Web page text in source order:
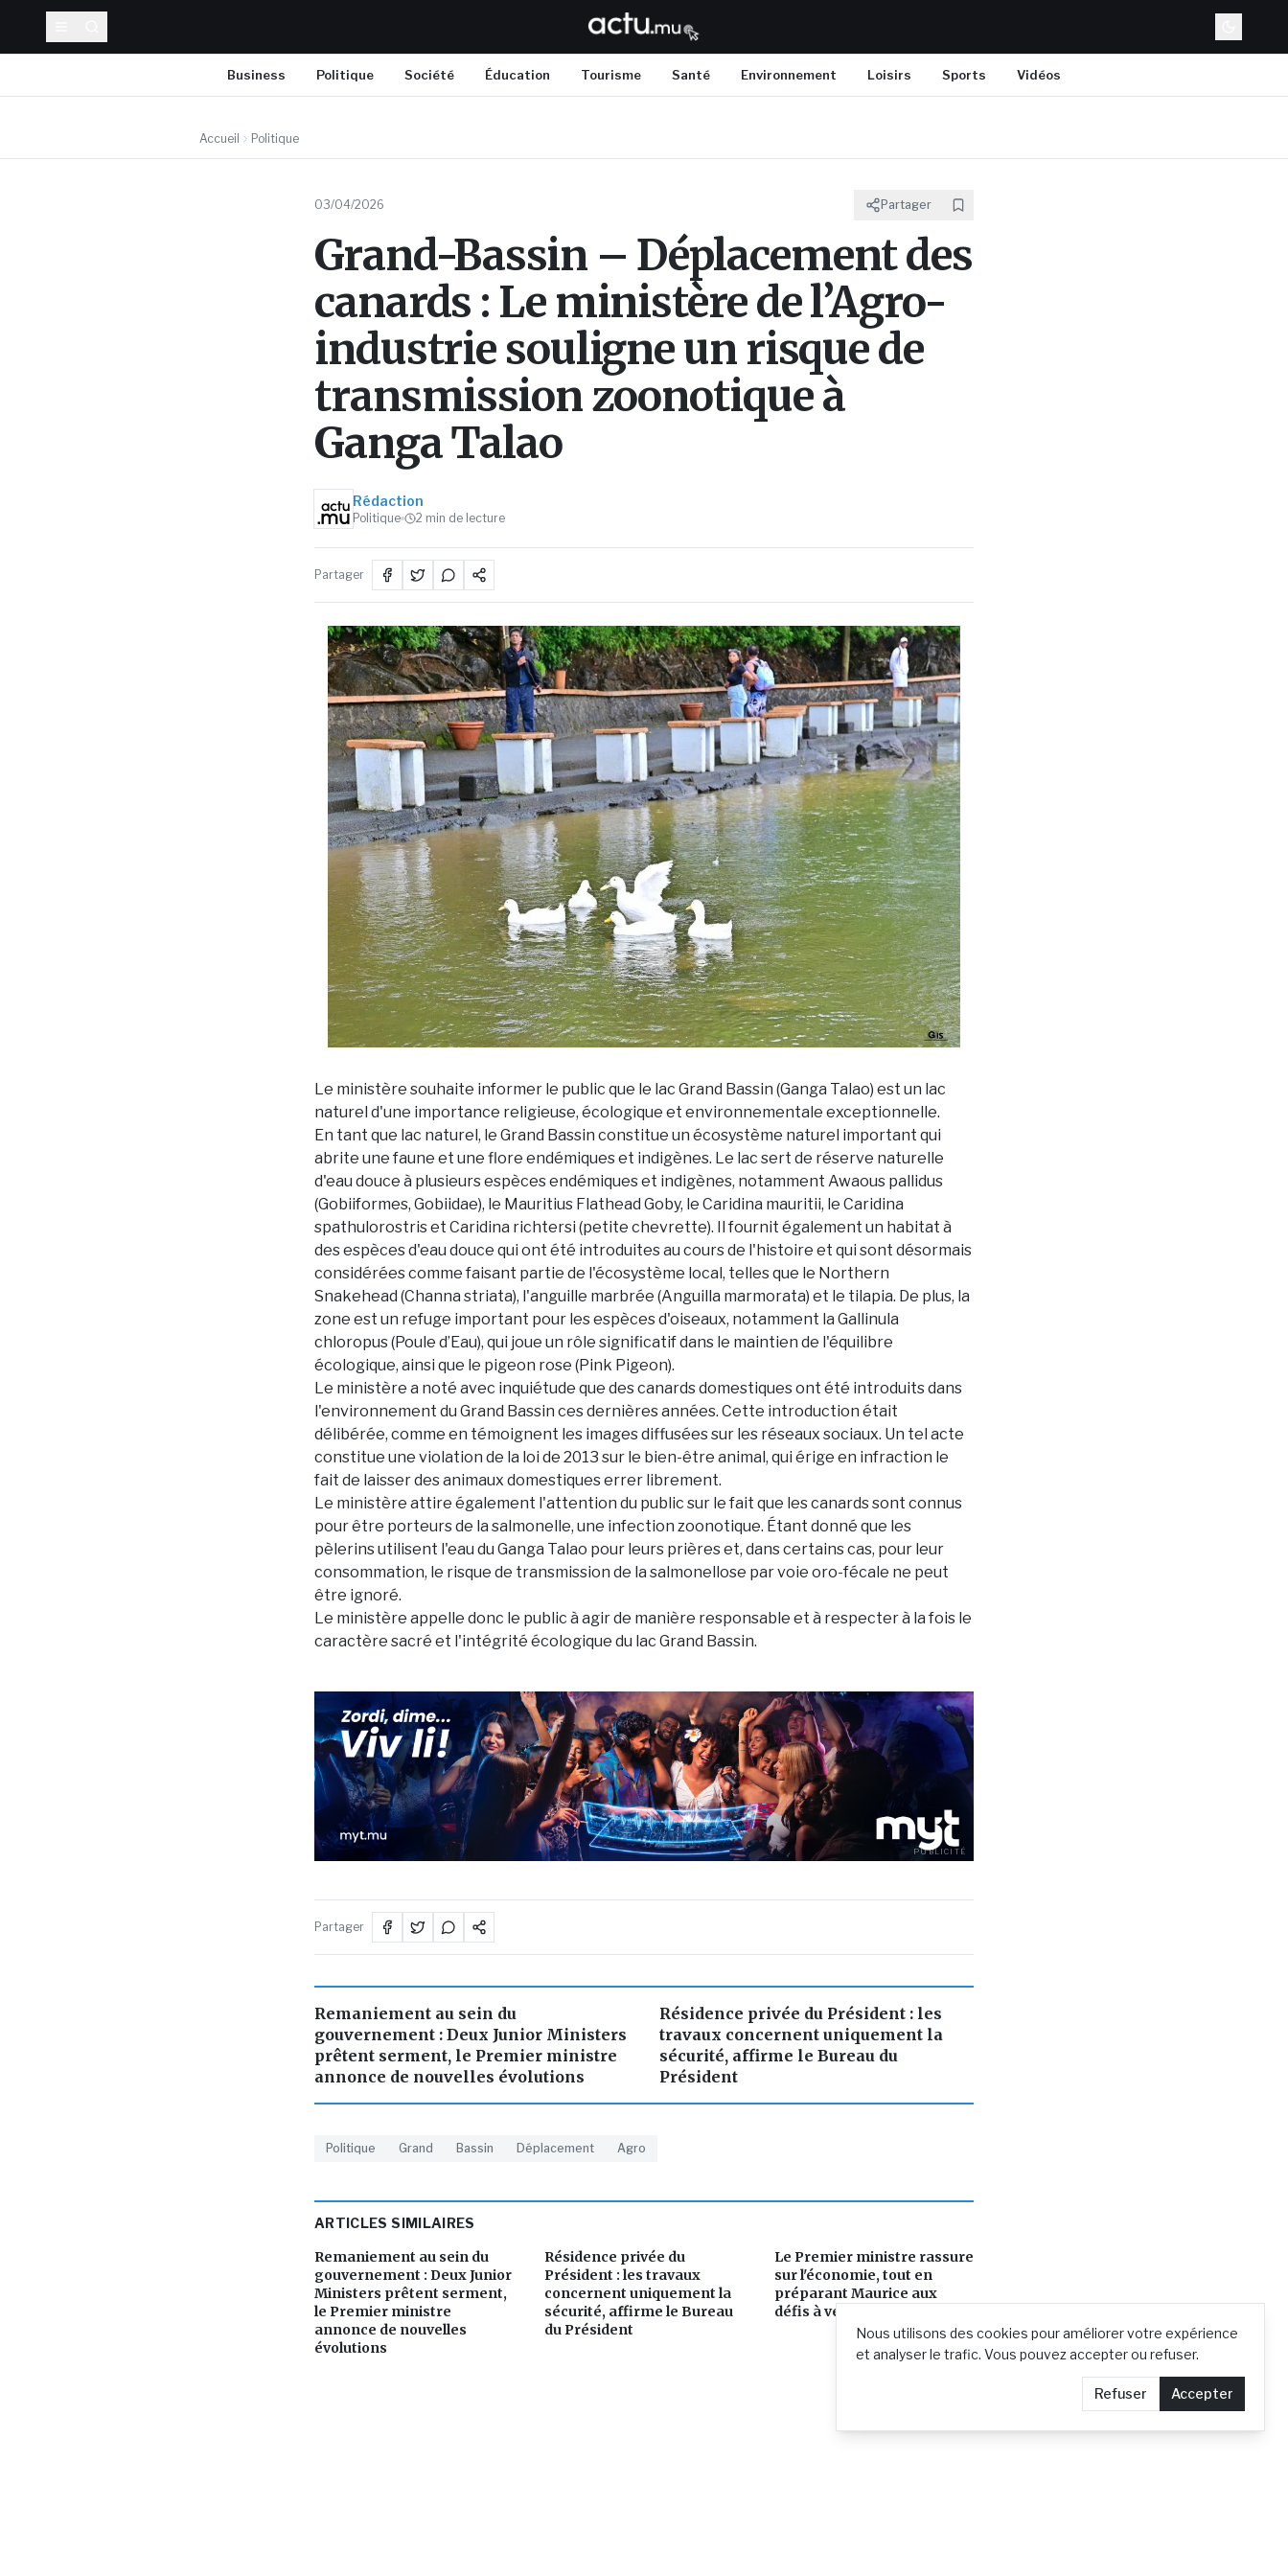
Business Politique Société Éducation Tourisme Santé Environnement Loisirs Sports Vidéos
Nous utilisons des cookies pour améliorer votre expérience
et analyser le trafic. Vous pouvez accepter ou refuser.
Refuser Accepter
Accueil Politique
03/04/2026 Partager
Grand-Bassin – Déplacement des
canards : Le ministère de l’Agro-
industrie souligne un risque de
transmission zoonotique à
Ganga Talao
Rédaction
Politique 2 min de lecture
Partager
Le ministère souhaite informer le public que le lac Grand Bassin (Ganga Talao) est un lac
naturel d'une importance religieuse, écologique et environnementale exceptionnelle.
En tant que lac naturel, le Grand Bassin constitue un écosystème naturel important qui
abrite une faune et une flore endémiques et indigènes. Le lac sert de réserve naturelle
d'eau douce à plusieurs espèces endémiques et indigènes, notamment Awaous pallidus
(Gobiiformes, Gobiidae), le Mauritius Flathead Goby, le Caridina mauritii, le Caridina
spathulorostris et Caridina richtersi (petite chevrette). Il fournit également un habitat à
des espèces d'eau douce qui ont été introduites au cours de l'histoire et qui sont désormais
considérées comme faisant partie de l'écosystème local, telles que le Northern
Snakehead (Channa striata), l'anguille marbrée (Anguilla marmorata) et le tilapia. De plus, la
zone est un refuge important pour les espèces d'oiseaux, notamment la Gallinula
chloropus (Poule d’Eau), qui joue un rôle significatif dans le maintien de l'équilibre
écologique, ainsi que le pigeon rose (Pink Pigeon).
Le ministère a noté avec inquiétude que des canards domestiques ont été introduits dans
l'environnement du Grand Bassin ces dernières années. Cette introduction était
délibérée, comme en témoignent les images diffusées sur les réseaux sociaux. Un tel acte
constitue une violation de la loi de 2013 sur le bien-être animal, qui érige en infraction le
fait de laisser des animaux domestiques errer librement.
Le ministère attire également l'attention du public sur le fait que les canards sont connus
pour être porteurs de la salmonelle, une infection zoonotique. Étant donné que les
pèlerins utilisent l'eau du Ganga Talao pour leurs prières et, dans certains cas, pour leur
consommation, le risque de transmission de la salmonellose par voie oro-fécale ne peut
être ignoré.
Le ministère appelle donc le public à agir de manière responsable et à respecter à la fois le
caractère sacré et l'intégrité écologique du lac Grand Bassin.
PUBLICITÉ
Partager
Remaniement au sein du
gouvernement : Deux Junior Ministers
prêtent serment, le Premier ministre
annonce de nouvelles évolutions
Résidence privée du Président : les
travaux concernent uniquement la
sécurité, affirme le Bureau du
Président
Politique Grand Bassin Déplacement Agro
ARTICLES SIMILAIRES
Remaniement au sein du
gouvernement : Deux Junior
Ministers prêtent serment,
le Premier ministre
annonce de nouvelles
évolutions
Résidence privée du
Président : les travaux
concernent uniquement la
sécurité, affirme le Bureau
du Président
Le Premier ministre rassure
sur l'économie, tout en
préparant Maurice aux
défis à venir